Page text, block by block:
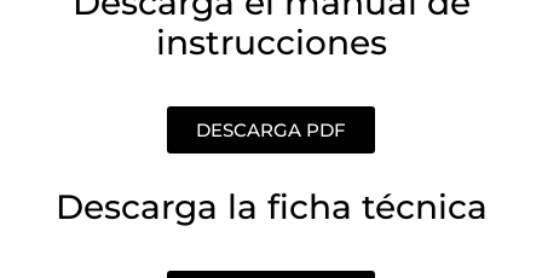
instrucciones
DESCARGA PDF
Descarga la ficha técnica